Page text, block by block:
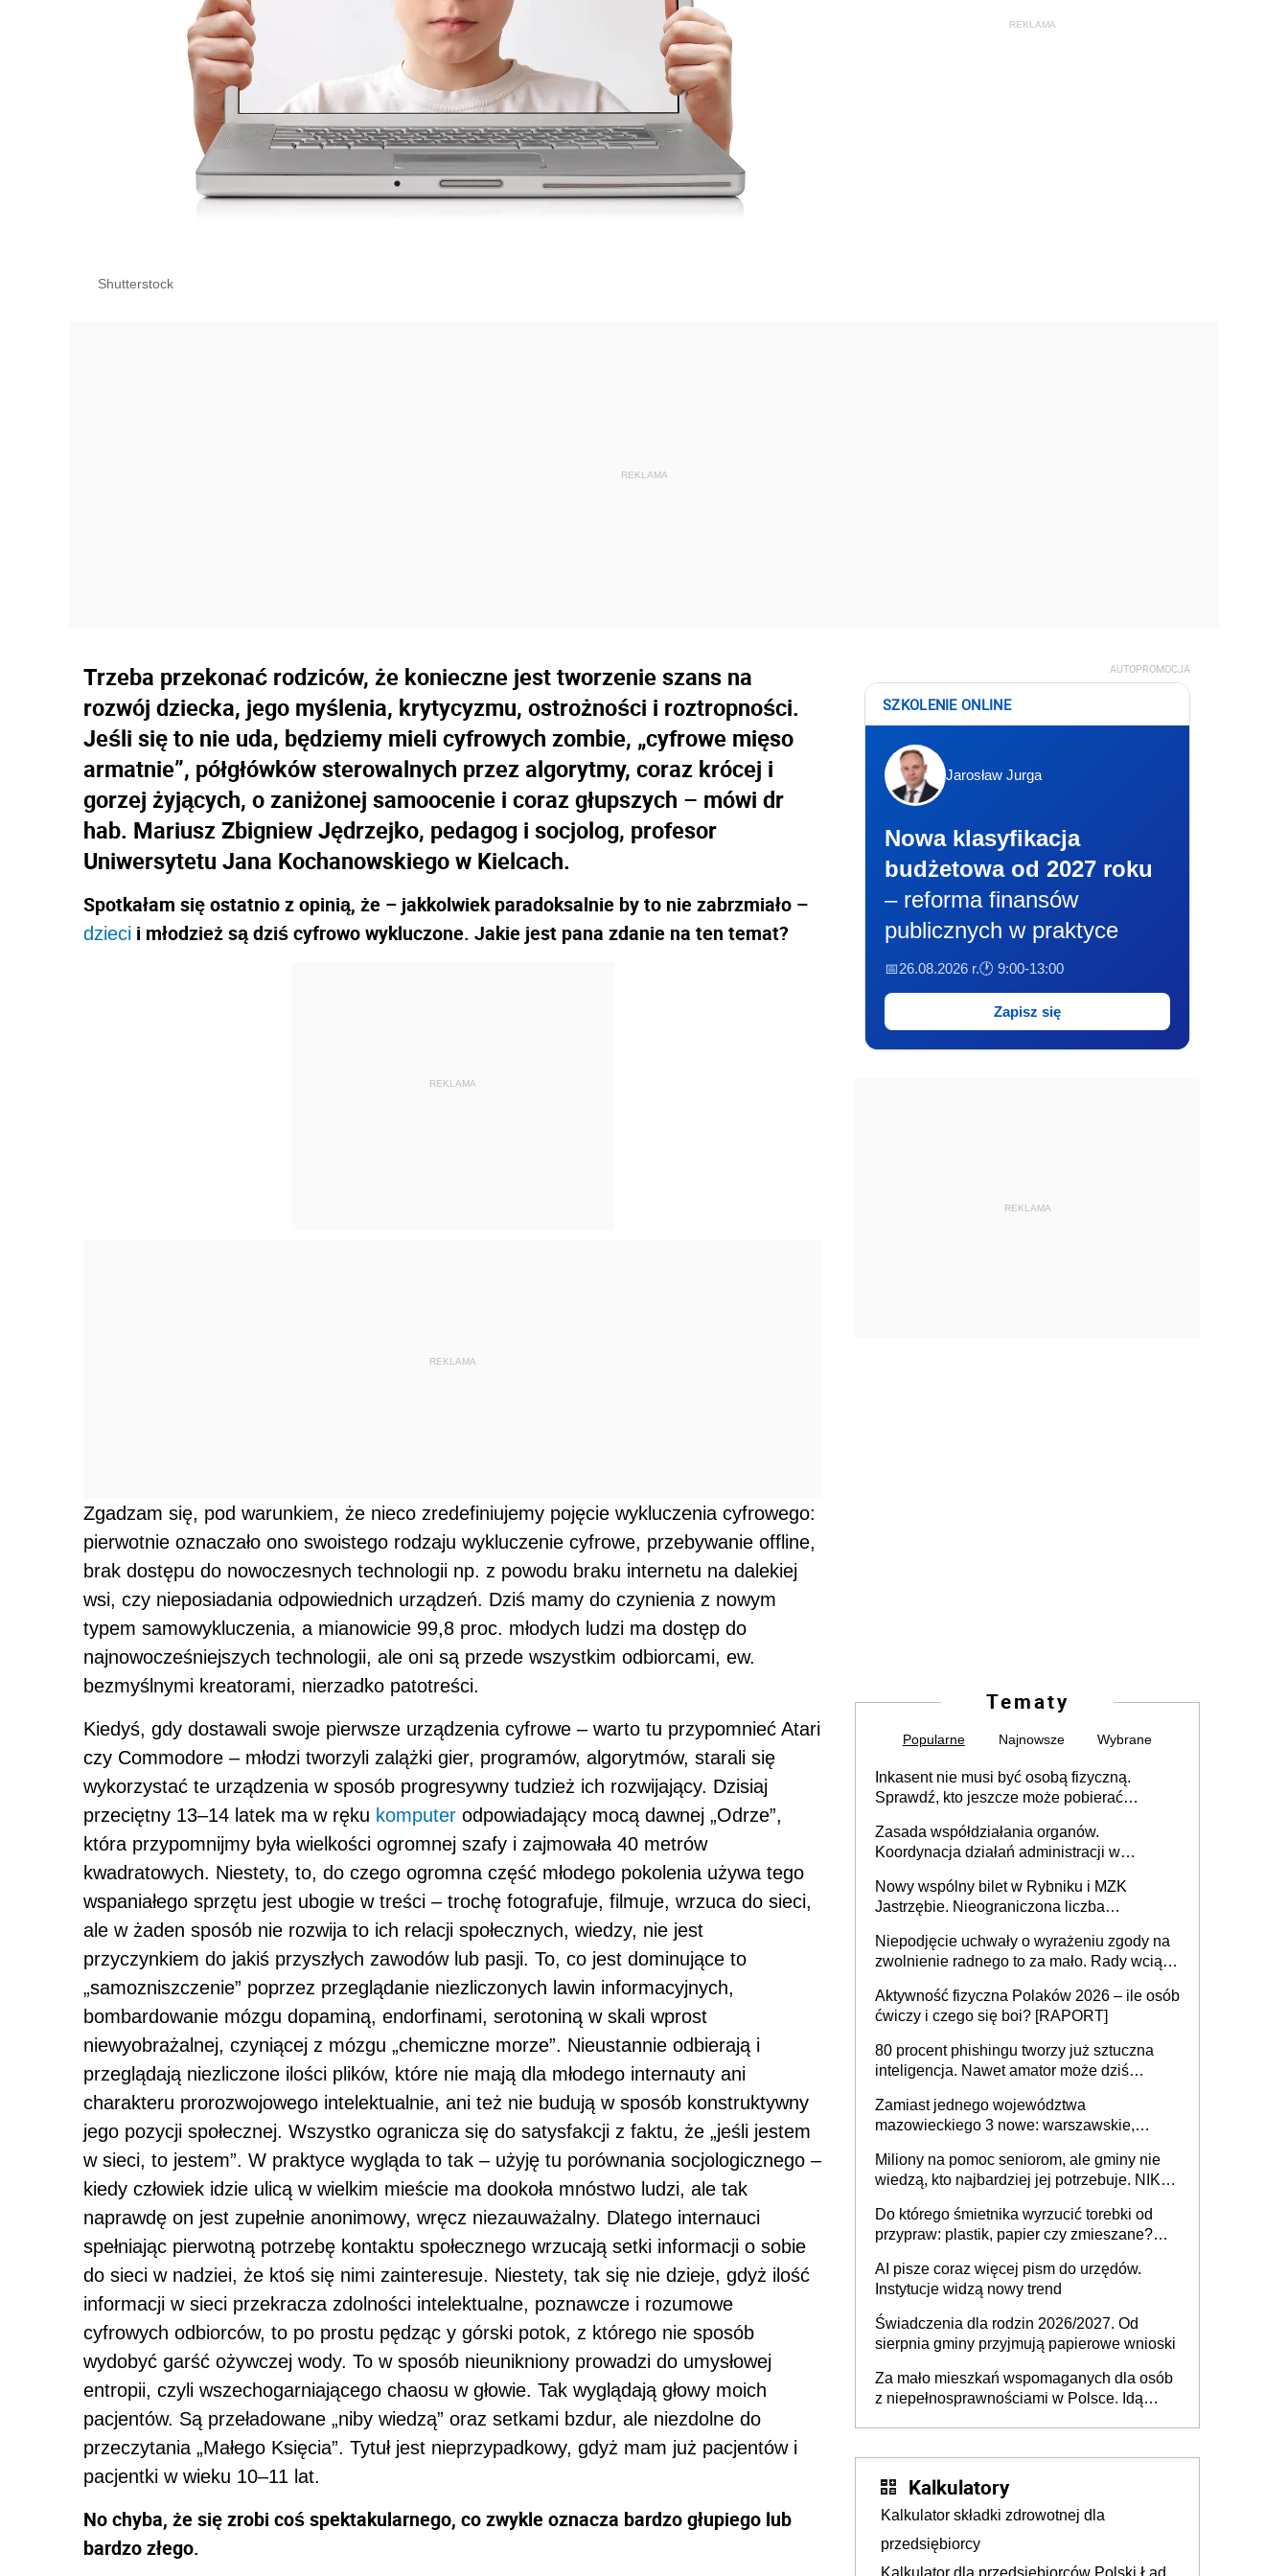
Shutterstock
Trzeba przekonać rodziców, że konieczne jest tworzenie szans na
rozwój dziecka, jego myślenia, krytycyzmu, ostrożności i roztropności.
Jeśli się to nie uda, będziemy mieli cyfrowych zombie, „cyfrowe mięso
armatnie”, półgłówków sterowalnych przez algorytmy, coraz krócej i
gorzej żyjących, o zaniżonej samoocenie i coraz głupszych – mówi dr
hab. Mariusz Zbigniew Jędrzejko, pedagog i socjolog, profesor
Uniwersytetu Jana Kochanowskiego w Kielcach.
Spotkałam się ostatnio z opinią, że – jakkolwiek paradoksalnie by to nie zabrzmiało –
dzieci i młodzież są dziś cyfrowo wykluczone. Jakie jest pana zdanie na ten temat?
REKLAMA
REKLAMA
Zgadzam się, pod warunkiem, że nieco zredefiniujemy pojęcie wykluczenia cyfrowego:
pierwotnie oznaczało ono swoistego rodzaju wykluczenie cyfrowe, przebywanie offline,
brak dostępu do nowoczesnych technologii np. z powodu braku internetu na dalekiej
wsi, czy nieposiadania odpowiednich urządzeń. Dziś mamy do czynienia z nowym
typem samowykluczenia, a mianowicie 99,8 proc. młodych ludzi ma dostęp do
najnowocześniejszych technologii, ale oni są przede wszystkim odbiorcami, ew.
bezmyślnymi kreatorami, nierzadko patotreści.
Kiedyś, gdy dostawali swoje pierwsze urządzenia cyfrowe – warto tu przypomnieć Atari
czy Commodore – młodzi tworzyli zalążki gier, programów, algorytmów, starali się
wykorzystać te urządzenia w sposób progresywny tudzież ich rozwijający. Dzisiaj
przeciętny 13–14 latek ma w ręku komputer odpowiadający mocą dawnej „Odrze”,
która przypomnijmy była wielkości ogromnej szafy i zajmowała 40 metrów
kwadratowych. Niestety, to, do czego ogromna część młodego pokolenia używa tego
wspaniałego sprzętu jest ubogie w treści – trochę fotografuje, filmuje, wrzuca do sieci,
ale w żaden sposób nie rozwija to ich relacji społecznych, wiedzy, nie jest
przyczynkiem do jakiś przyszłych zawodów lub pasji. To, co jest dominujące to
„samozniszczenie” poprzez przeglądanie niezliczonych lawin informacyjnych,
bombardowanie mózgu dopaminą, endorfinami, serotoniną w skali wprost
niewyobrażalnej, czyniącej z mózgu „chemiczne morze”. Nieustannie odbierają i
przeglądają niezliczone ilości plików, które nie mają dla młodego internauty ani
charakteru prorozwojowego intelektualnie, ani też nie budują w sposób konstruktywny
jego pozycji społecznej. Wszystko ogranicza się do satysfakcji z faktu, że „jeśli jestem
w sieci, to jestem”. W praktyce wygląda to tak – użyję tu porównania socjologicznego –
kiedy człowiek idzie ulicą w wielkim mieście ma dookoła mnóstwo ludzi, ale tak
naprawdę on jest zupełnie anonimowy, wręcz niezauważalny. Dlatego internauci
spełniając pierwotną potrzebę kontaktu społecznego wrzucają setki informacji o sobie
do sieci w nadziei, że ktoś się nimi zainteresuje. Niestety, tak się nie dzieje, gdyż ilość
informacji w sieci przekracza zdolności intelektualne, poznawcze i rozumowe
cyfrowych odbiorców, to po prostu pędząc y górski potok, z którego nie sposób
wydobyć garść ożywczej wody. To w sposób nieunikniony prowadzi do umysłowej
entropii, czyli wszechogarniającego chaosu w głowie. Tak wyglądają głowy moich
pacjentów. Są przeładowane „niby wiedzą” oraz setkami bzdur, ale niezdolne do
przeczytania „Małego Księcia”. Tytuł jest nieprzypadkowy, gdyż mam już pacjentów i
pacjentki w wieku 10–11 lat.
No chyba, że się zrobi coś spektakularnego, co zwykle oznacza bardzo głupiego lub
bardzo złego.
AUTOPROMOCJA
SZKOLENIE ONLINE
Jarosław Jurga
Nowa klasyfikacja
budżetowa od 2027 roku
– reforma finansów
publicznych w praktyce
📅26.08.2026 r.🕐 9:00-13:00
Zapisz się
REKLAMA
Tematy
Popularne Najnowsze Wybrane
Inkasent nie musi być osobą fizyczną.
Sprawdź, kto jeszcze może pobierać
Zasada współdziałania organów.
Koordynacja działań administracji w
Nowy wspólny bilet w Rybniku i MZK
Jastrzębie. Nieograniczona liczba
Niepodjęcie uchwały o wyrażeniu zgody na
zwolnienie radnego to za mało. Rady wciąż
rozstrzygać sprawy
Aktywność fizyczna Polaków 2026 – ile osób
ćwiczy i czego się boi? [RAPORT]
80 procent phishingu tworzy już sztuczna
inteligencja. Nawet amator może dziś
Zamiast jednego województwa
mazowieckiego 3 nowe: warszawskie,
Europie nie ma tak dużych jednostek
stołecznych
Miliony na pomoc seniorom, ale gminy nie
wiedzą, kto najbardziej jej potrzebuje. NIK
Do którego śmietnika wyrzucić torebki od
przypraw: plastik, papier czy zmieszane?
AI pisze coraz więcej pism do urzędów.
Instytucje widzą nowy trend
Świadczenia dla rodzin 2026/2027. Od
sierpnia gminy przyjmują papierowe wnioski
Za mało mieszkań wspomaganych dla osób
z niepełnosprawnościami w Polsce. Idą
Kalkulatory
Kalkulator składki zdrowotnej dla
przedsiębiorcy
Kalkulator dla przedsiębiorców Polski Ład